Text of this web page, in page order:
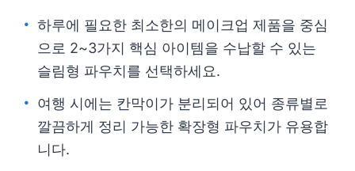
하루에 필요한 최소한의 메이크업 제품을 중심
으로 2~3가지 핵심 아이템을 수납할 수 있는
슬림형 파우치를 선택하세요.
여행 시에는 칸막이가 분리되어 있어 종류별로
깔끔하게 정리 가능한 확장형 파우치가 유용합
니다.